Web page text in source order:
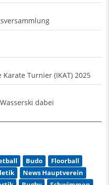
Turnier (IKAT) 2025
dabei
Budo
Floorball
News Hauptverein